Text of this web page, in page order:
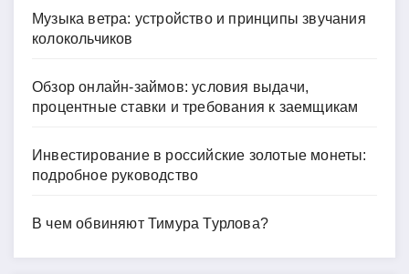
Музыка ветра: устройство и принципы звучания
колокольчиков
Обзор онлайн-займов: условия выдачи,
процентные ставки и требования к заемщикам
Инвестирование в российские золотые монеты:
подробное руководство
В чем обвиняют Тимура Турлова?